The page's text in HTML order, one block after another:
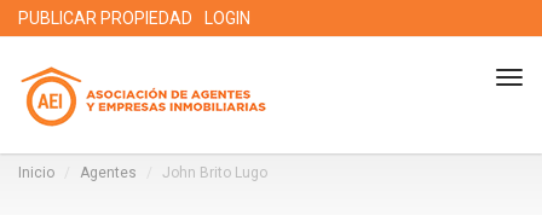
PUBLICAR PROPIEDAD LOGIN
Inicio Agentes John Brito Lugo